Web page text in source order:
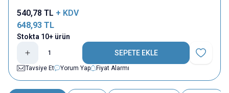
540,78 TL + KDV
648,93 TL
Stokta 10+ ürün
SEPETE EKLE
Favoriye
Tavsiye Et
Yorum Yap Fiyat Alarmı